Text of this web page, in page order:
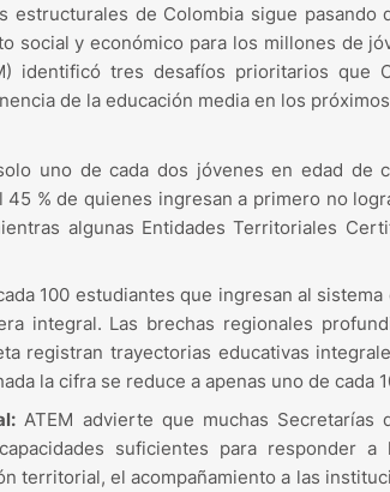
de Colombia sigue pasando
social y económico para los millones de
identificó tres desafíos prioritarios que
de la educación media en los
uno de cada dos jóvenes en edad de
% de quienes ingresan a primero no
algunas Entidades Territoriales
100 estudiantes que ingresan al sistema
integral. Las brechas regionales
registran trayectorias educativas
la cifra se reduce a apenas uno de cada
ATEM advierte que muchas Secretarías
suficientes para responder a
territorial, el acompañamiento a las